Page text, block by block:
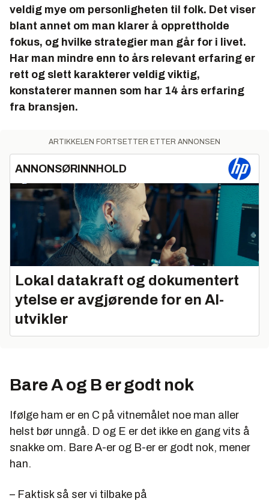
veldig mye om personligheten til folk. Det viser
blant annet om man klarer å opprettholde
fokus, og hvilke strategier man går for i livet.
Har man mindre enn to års relevant erfaring er
rett og slett karakterer veldig viktig,
konstaterer mannen som har 14 års erfaring
fra bransjen.
ARTIKKELEN FORTSETTER ETTER ANNONSEN
ANNONSØRINNHOLD
Lokal datakraft og dokumentert
ytelse er avgjørende for en AI-
utvikler
Bare A og B er godt nok
Ifølge ham er en C på vitnemålet noe man aller
helst bør unngå. D og E er det ikke en gang vits å
snakke om. Bare A-er og B-er er godt nok, mener
han.
– Faktisk så ser vi tilbake på